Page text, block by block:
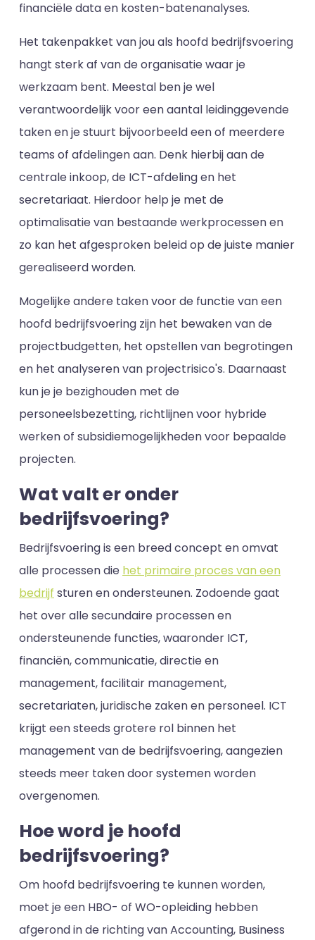
financiële data en kosten-batenanalyses.
Het takenpakket van jou als hoofd bedrijfsvoering
hangt sterk af van de organisatie waar je
werkzaam bent. Meestal ben je wel
verantwoordelijk voor een aantal leidinggevende
taken en je stuurt bijvoorbeeld een of meerdere
teams of afdelingen aan. Denk hierbij aan de
centrale inkoop, de ICT-afdeling en het
secretariaat. Hierdoor help je met de
optimalisatie van bestaande werkprocessen en
zo kan het afgesproken beleid op de juiste manier
gerealiseerd worden.
Mogelijke andere taken voor de functie van een
hoofd bedrijfsvoering zijn het bewaken van de
projectbudgetten, het opstellen van begrotingen
en het analyseren van projectrisico's. Daarnaast
kun je je bezighouden met de
personeelsbezetting, richtlijnen voor hybride
werken of subsidiemogelijkheden voor bepaalde
projecten.
Wat valt er onder
bedrijfsvoering?
Bedrijfsvoering is een breed concept en omvat
alle processen die het primaire proces van een
bedrijf sturen en ondersteunen. Zodoende gaat
het over alle secundaire processen en
ondersteunende functies, waaronder ICT,
financiën, communicatie, directie en
management, facilitair management,
secretariaten, juridische zaken en personeel. ICT
krijgt een steeds grotere rol binnen het
management van de bedrijfsvoering, aangezien
steeds meer taken door systemen worden
overgenomen.
Hoe word je hoofd
bedrijfsvoering?
Om hoofd bedrijfsvoering te kunnen worden,
moet je een HBO- of WO-opleiding hebben
afgerond in de richting van Accounting, Business